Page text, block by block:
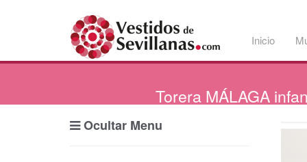
Inicio
Torera MÁLAGA
Ocultar Menu